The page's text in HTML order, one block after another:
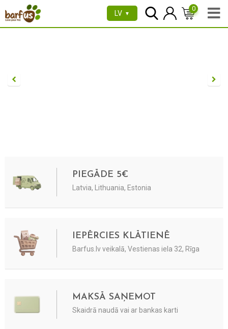
LV ▼
0
PIEGĀDE 5€
Latvia, Lithuania, Estonia
IEPĒRCIES KLĀTIENĒ
Barfus.lv veikalā, Vestienas iela 32, Rīga
MAKSĀ SAŅEMOT
Skaidrā naudā vai ar bankas karti